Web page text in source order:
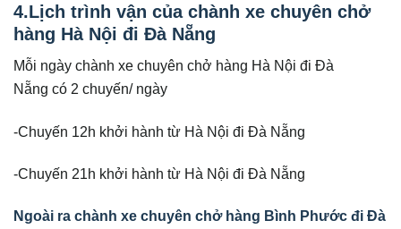
4.Lịch trình vận của chành xe chuyên chở
hàng Hà Nội đi Đà Nẵng
Mỗi ngày chành xe chuyên chở hàng Hà Nội đi Đà
Nẵng có 2 chuyến/ ngày
-Chuyến 12h khởi hành từ Hà Nội đi Đà Nẵng
-Chuyến 21h khởi hành từ Hà Nội đi Đà Nẵng
Ngoài ra chành xe chuyên chở hàng Bình Phước đi Đà